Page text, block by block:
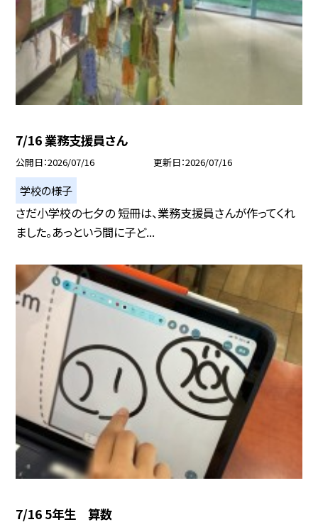
7/16 業務支援員さん
公開日 2026/07/16 更新日 2026/07/16
学校の様子
さだ小学校の七夕の 短冊は、業務支援員さんが作ってくれ
ました。あっという間に子ど...
7/16 5年生 算数